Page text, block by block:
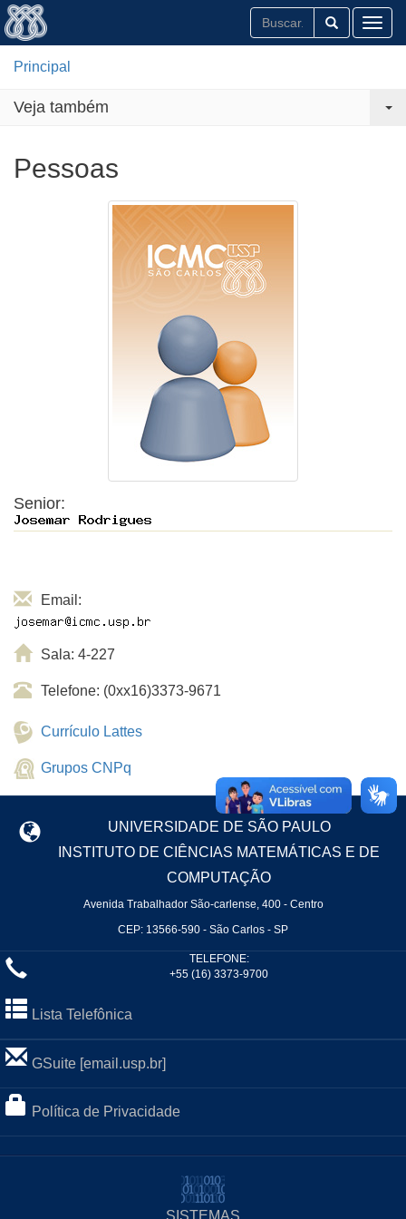
Principal
Veja também
Pessoas
Senior:
Email:
Sala: 4-227
Telefone: (0xx16)3373-9671
Currículo Lattes
Grupos CNPq
UNIVERSIDADE DE SÃO PAULO
INSTITUTO DE CIÊNCIAS MATEMÁTICAS E DE
COMPUTAÇÃO
Avenida Trabalhador São-carlense, 400 - Centro
CEP: 13566-590 - São Carlos - SP
TELEFONE:
+55 (16) 3373-9700
Lista Telefônica
GSuite [email.usp.br]
Política de Privacidade
SISTEMAS